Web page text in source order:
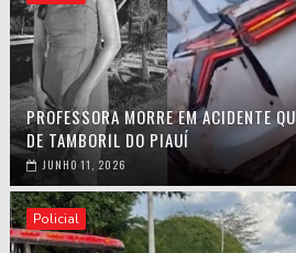
PROFESSORA MORRE EM ACIDENTE
DE TAMBORIL DO PIAUÍ
JUNHO 11, 2026
Policial